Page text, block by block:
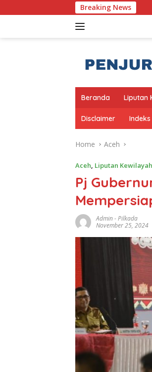
to
Breaking News
Beranda Liputan
Disclaimer Indeks
Home Aceh
Aceh, Liputan
Pj
Admin-Pilkada
November 25, 2024